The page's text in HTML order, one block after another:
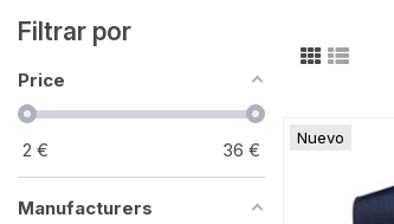
Nuevo
Filtrar por
Price
2 € 36 €
Manufacturers